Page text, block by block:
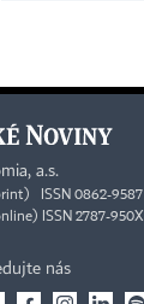
a.s.
ISSN 0862-9587
ISSN 2787-950X
nás